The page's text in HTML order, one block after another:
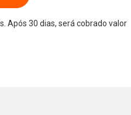
Após 30 dias, será cobrado valor